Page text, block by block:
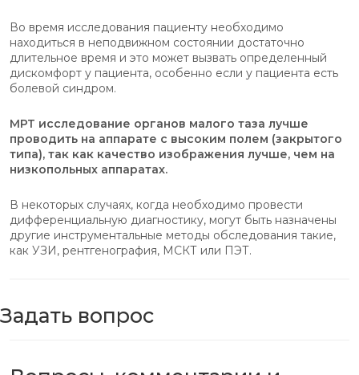
Во время исследования пациенту необходимо
находиться в неподвижном состоянии достаточно
длительное время и это может вызвать определенный
дискомфорт у пациента, особенно если у пациента есть
болевой синдром.
МРТ исследование органов малого таза лучше
проводить на аппарате с высоким полем (закрытого
типа), так как качество изображения лучше, чем на
низкопольных аппаратах.
В некоторых случаях, когда необходимо провести
дифференциальную диагностику, могут быть назначены
другие инструментальные методы обследования такие,
как УЗИ, рентгенография, МСКТ или ПЭТ.
Задать вопрос